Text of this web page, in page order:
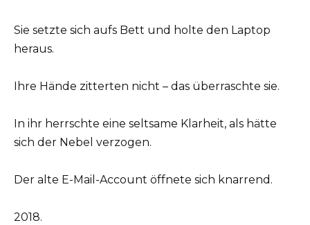
Sie setzte sich aufs Bett und holte den Laptop
heraus.
Ihre Hände zitterten nicht – das überraschte sie.
In ihr herrschte eine seltsame Klarheit, als hätte
sich der Nebel verzogen.
Der alte E-Mail-Account öffnete sich knarrend.
2018.